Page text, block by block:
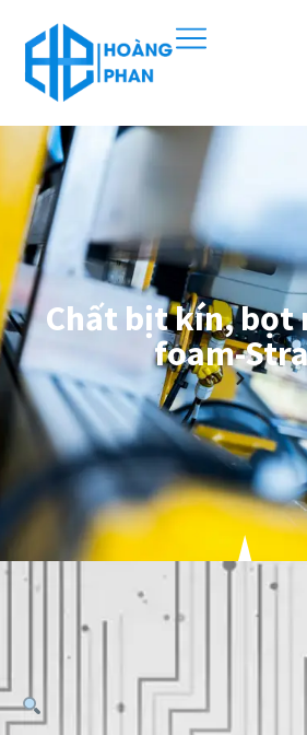
Chất bịt kín, bọt
foam-